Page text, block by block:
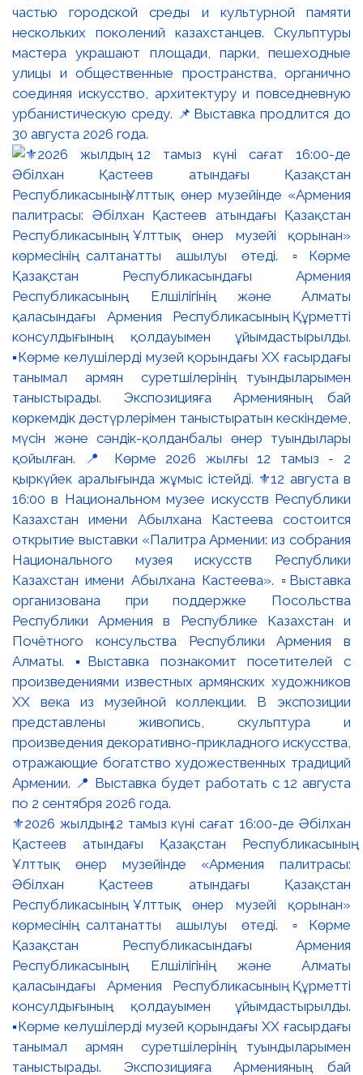
частью городской среды и культурной памяти
нескольких поколений казахстанцев. Скульптуры
мастера украшают площади, парки, пешеходные
улицы и общественные пространства, органично
соединяя искусство, архитектуру и повседневную
урбанистическую среду. 📌Выставка продлится до
30 августа 2026 года.
⚜️2026 жылдың 12 тамыз күні сағат 16:00-де Әбілхан
Қастеев атындағы Қазақстан Республикасының
Ұлттық өнер музейінде «Армения палитрасы:
Әбілхан Қастеев атындағы Қазақстан
Республикасының Ұлттық өнер музейі қорынан»
көрмесінің салтанатты ашылуы өтеді. ▫️Көрме
Қазақстан Республикасындағы Армения
Республикасының Елшілігінің және Алматы
қаласындағы Армения Республикасының Құрметті
консулдығының қолдауымен ұйымдастырылды.
▪️Көрме келушілерді музей қорындағы ХХ ғасырдағы
танымал армян суретшілерінің туындыларымен
таныстырады. Экспозицияға Арменияның бай